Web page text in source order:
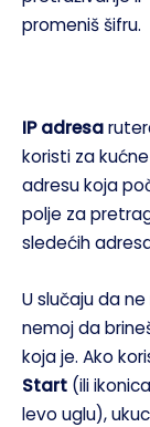
promeniš šifru.
IP adresa
koristi za
adresu koja
polje za
sledećih
U slučaju da
nemoj da
koja je. Ako
Start (ili
levo uglu),